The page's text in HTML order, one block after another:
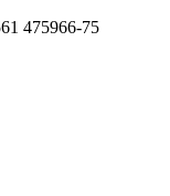
475966-75